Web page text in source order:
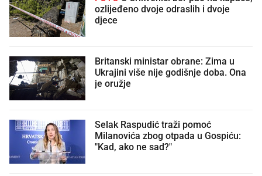
ozlijeđeno dvoje odraslih i dvoje
djece
Britanski ministar obrane: Zima u
Ukrajini više nije godišnje doba. Ona
je oružje
Selak Raspudić traži pomoć
Milanovića zbog otpada u Gospiću:
"Kad, ako ne sad?"